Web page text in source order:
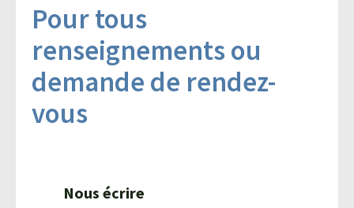
Pour tous
renseignements ou
demande de rendez-
vous
Nous écrire